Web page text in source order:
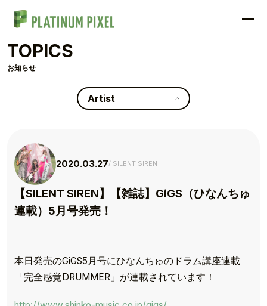
TOPICS
お知らせ
Artist
2020.03.27 SILENT SIREN
【SILENT SIREN】【雑誌】GiGS（ひなんちゅ
連載）5月号発売！
本日発売のGiGS5月号にひなんちゅのドラム講座連載
「完全感覚DRUMMER」が連載されています！